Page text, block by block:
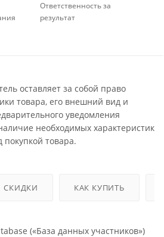
Ответственность за
результат
оставляет за собой право
товара, его внешний вид и
уведомления
необходимых характеристик
товара.
СКИДКИ КАК КУПИТЬ
(«База данных участников»)